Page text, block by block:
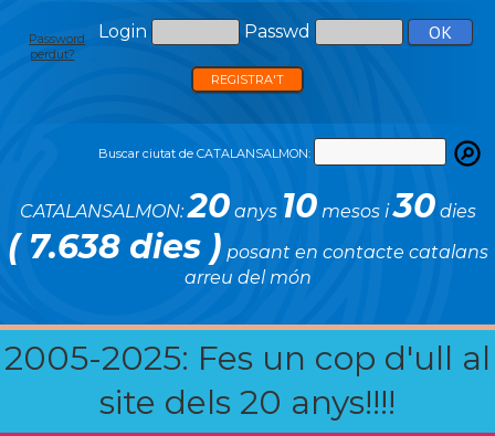
Login Passwd
Password
perdut?
REGISTRA'T
Buscar ciutat de CATALANSALMON:
CATALANSALMON:20anys 10mesos i30dies
( 7.638 dies ) posant en contacte catalans
arreu del món
2005-2025: Fes un cop d'ull al
site dels 20 anys!!!!